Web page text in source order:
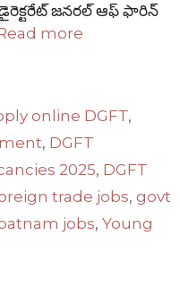
జనరల్ ఆఫ్ ఫారిన్
more
online DGFT,
, DGFT
2025, DGFT
trade jobs, govt
jobs, Young